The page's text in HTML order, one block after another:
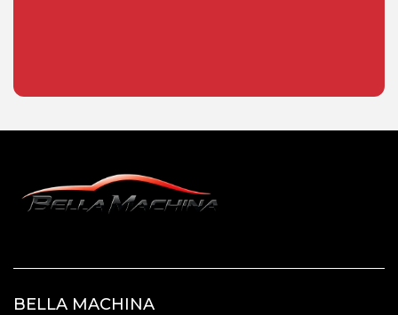
BELLA MACHINA